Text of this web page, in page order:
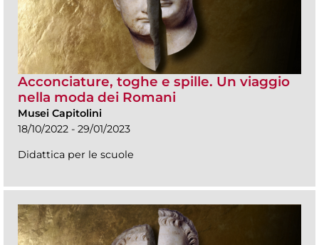
Acconciature, toghe e spille. Un viaggio
nella moda dei Romani
Musei Capitolini
18/10/2022 - 29/01/2023
Didattica per le scuole